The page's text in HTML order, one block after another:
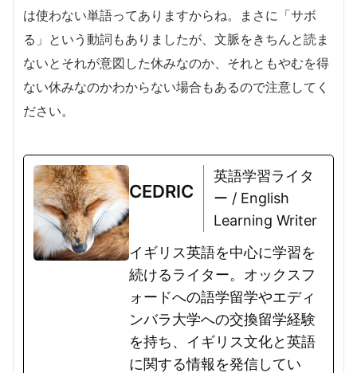
は使わない単語ってありますからね。まさに「サボ
る」という動詞もありましたが、文脈をきちんと読ま
ないとそれが意図した休みなのか、それともやむを得
ない休みなのかわからない場合もあるので注意してく
ださい。
CEDRIC
英語学習ライタ
ー / English
Learning Writer
イギリス英語を中心に学習を
続けるライター。オックスフ
ォードへの語学留学やエディ
ンバラ大学への交換留学経験
を持ち、イギリス文化と英語
に関する情報を発信してい